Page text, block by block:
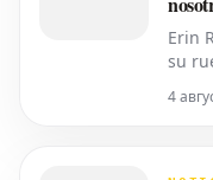
Erin
su
4